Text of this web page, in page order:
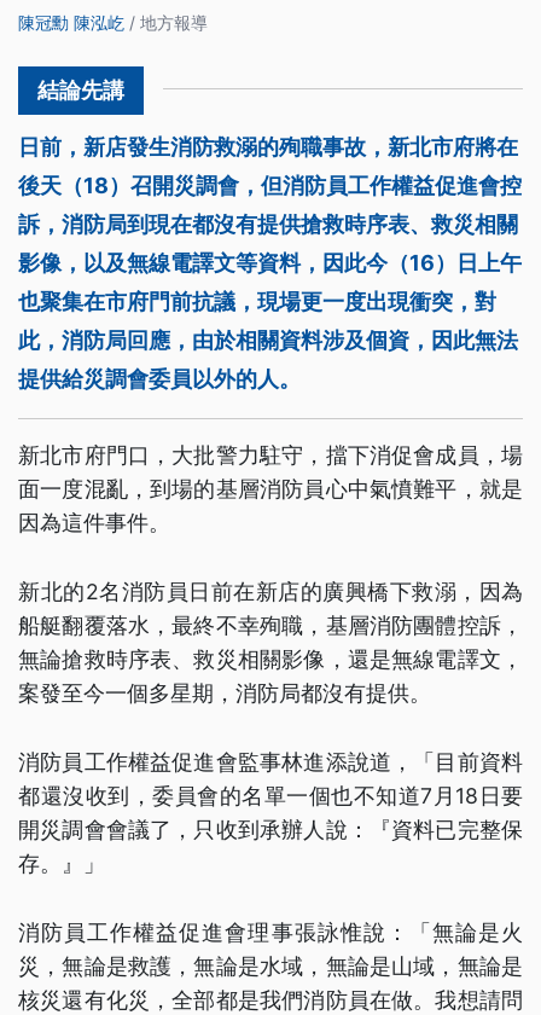
陳冠勳 陳泓屹 / 地方報導
日前，新店發生消防救溺的殉職事故，新北市府將在
後天（18）召開災調會，但消防員工作權益促進會控
訴，消防局到現在都沒有提供搶救時序表、救災相關
影像，以及無線電譯文等資料，因此今（16）日上午
也聚集在市府門前抗議，現場更一度出現衝突，對
此，消防局回應，由於相關資料涉及個資，因此無法
提供給災調會委員以外的人。
新北市府門口，大批警力駐守，擋下消促會成員，場
面一度混亂，到場的基層消防員心中氣憤難平，就是
因為這件事件。
新北的2名消防員日前在新店的廣興橋下救溺，因為
船艇翻覆落水，最終不幸殉職，基層消防團體控訴，
無論搶救時序表、救災相關影像，還是無線電譯文，
案發至今一個多星期，消防局都沒有提供。
消防員工作權益促進會監事林進添說道，「目前資料
都還沒收到，委員會的名單一個也不知道7月18日要
開災調會會議了，只收到承辦人說：『資料已完整保
存。』」
消防員工作權益促進會理事張詠惟說：「無論是火
災，無論是救護，無論是水域，無論是山域，無論是
核災還有化災，全部都是我們消防員在做。我想請問